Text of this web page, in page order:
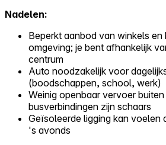
Nadelen:
Beperkt aanbod van winkels
omgeving; je bent afhankelijk
centrum
Auto noodzakelijk voor
(boodschappen, school, werk)
Weinig openbaar vervoer
busverbindingen zijn schaars
Geïsoleerde ligging kan voelen
's avonds